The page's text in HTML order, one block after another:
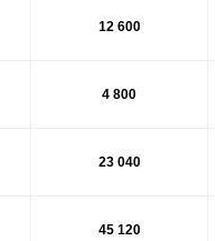
12 600
4 800
23 040
45 120